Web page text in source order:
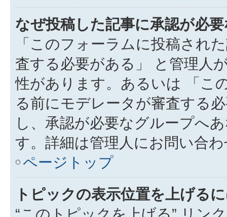
なぜ投稿した記事に承認が必
「このフォーラムに投稿され
査する必要がある」 と管理人
性があります。あるいは 「こ
る前にモデレータが審査する
し、承認が必要なグループへ
す。詳細は管理人にお問い合
ページトップ
トピックの表示位置を上げる